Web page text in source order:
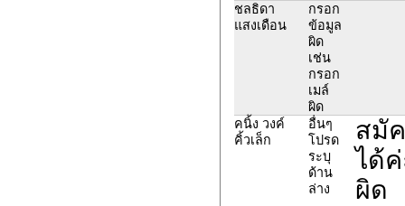
ชลธิดา
แสงเดือน
กรอก
ข้อมูล
ผิด
เช่น
กรอก
เมล์
ผิด
คนิ้ง วงค์
คิ้วเล็ก
อื่นๆ
โปรด
ระบุ
ด้าน
ล่าง
สมั
ได้
ผิด